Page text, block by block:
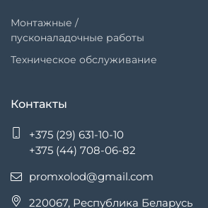
Монтажные /
пусконаладочные работы
Техническое обслуживание
Контакты
+375 (29) 631-10-10
+375 (44) 708-06-82
promxolod@gmail.com
220067, Республика Беларусь